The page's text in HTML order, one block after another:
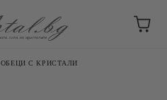
ОБЕЦИ С КРИСТАЛИ